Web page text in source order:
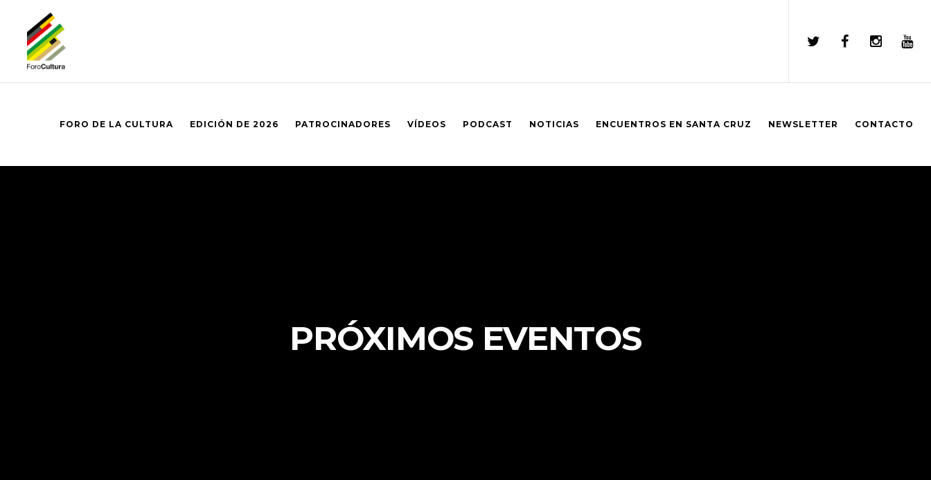
FORO DE LA CULTURA EDICIÓN DE 2026 PATROCINADORES VÍDEOS PODCAST NOTICIAS ENCUENTROS EN SANTA CRUZ NEWSLETTER CONTACTO
PRÓXIMOS EVENTOS